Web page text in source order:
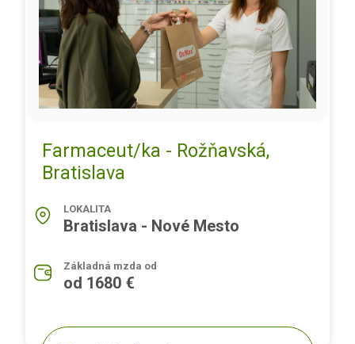
Farmaceut/ka - Rožňavská,
Bratislava
LOKALITA
Bratislava - Nové Mesto
Základná mzda od
od 1680 €